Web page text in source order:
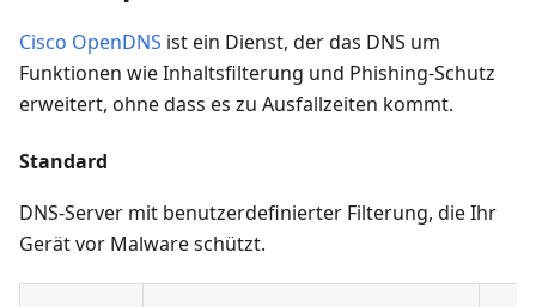
Cisco OpenDNS ist ein Dienst, der das DNS um
Funktionen wie Inhaltsfilterung und Phishing-Schutz
erweitert, ohne dass es zu Ausfallzeiten kommt.
Standard
DNS-Server mit benutzerdefinierter Filterung, die Ihr
Gerät vor Malware schützt.